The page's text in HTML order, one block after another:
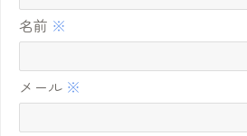
名前 ※
メール ※